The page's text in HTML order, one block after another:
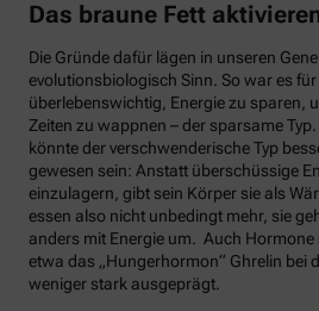
Das braune Fett
Die Gründe dafür lägen in unseren
evolutionsbiologisch Sinn. So war es
überlebenswichtig, Energie zu sparen,
Zeiten zu wappnen – der sparsame
könnte der verschwenderische Typ
gewesen sein: Anstatt überschüssige
einzulagern, gibt sein Körper sie als
essen also nicht unbedingt mehr, sie
anders mit Energie um. Auch Hormone
etwa das „Hungerhormon“ Ghrelin bei
weniger stark ausgeprägt.